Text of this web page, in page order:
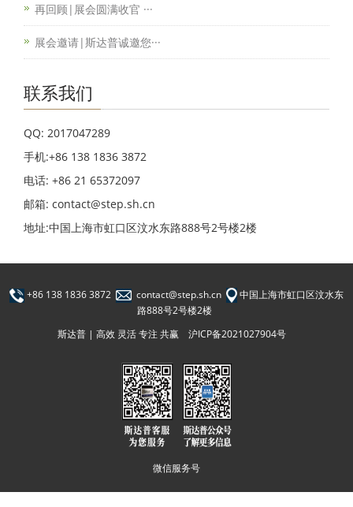
再回顾|展会圆满收官 ···
展会邀请|斯达普诚邀您···
联系我们
QQ: 2017047289
手机:+86 138 1836 3872
电话: +86 21 65372097
邮箱: contact@step.sh.cn
地址:中国上海市虹口区汶水东路888号2号楼2楼
+86 138 1836 3872 contact@step.sh.cn
中国上海市虹口区汶水东
路888号2号楼2楼
斯达普 | 高效 灵活 专注 共赢 沪ICP备2021027904号
微信服务号